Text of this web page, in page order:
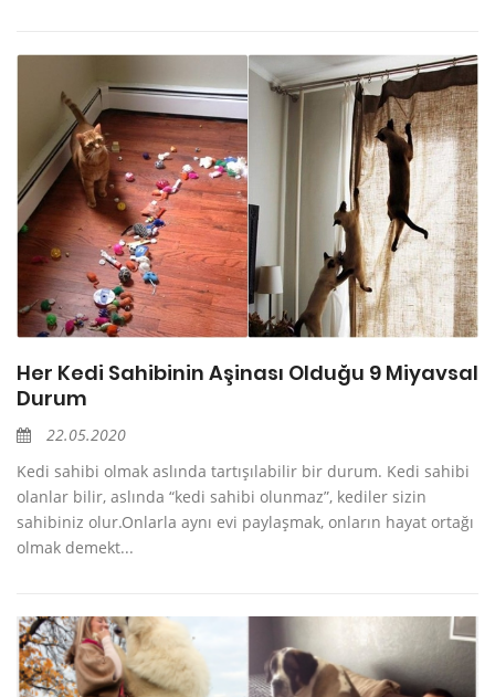
Her Kedi Sahibinin Aşinası Olduğu 9 Miyavsal
Durum
22.05.2020
Kedi sahibi olmak aslında tartışılabilir bir durum. Kedi sahibi
olanlar bilir, aslında “kedi sahibi olunmaz”, kediler sizin
sahibiniz olur.Onlarla aynı evi paylaşmak, onların hayat ortağı
olmak demekt...